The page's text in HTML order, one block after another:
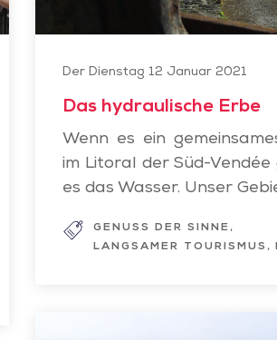
Der Dienstag 12 Januar 2021
Das hydraulische Erbe
Wenn es ein
im Litoral der Süd-Vendée
es das Wasser. Unser
GENUSS DER SINNE
LANGSAMER TOURISMUS